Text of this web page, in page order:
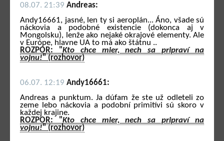
08.07. 21:39 Andreas:
Andy16661, jasné, len ty si aeroplán... Áno, všade sú
náckovia a podobné existencie (dokonca aj v
Mongolsku), lenže ako nejaké okrajové elementy. Ale
v Európe, hlavne UA to má ako štátnu ..
ROZPOR: "Kto chce mier, nech sa pripraví na
vojnu!" (rozhovor)
06.07. 12:19 Andy16661:
Andreas a punktum. Ja dúfam že ste už odleteli zo
zeme lebo náckovia a podobní primitívi sú skoro v
každej krajine.
ROZPOR: "Kto chce mier, nech sa pripraví na
vojnu!" (rozhovor)